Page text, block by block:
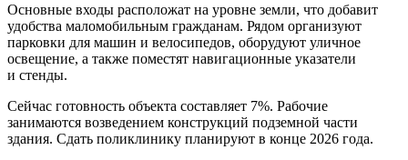
Основные входы расположат на уровне земли, что добавит
удобства маломобильным гражданам. Рядом организуют
парковки для машин и велосипедов, оборудуют уличное
освещение, а также поместят навигационные указатели
и стенды.
Сейчас готовность объекта составляет 7%. Рабочие
занимаются возведением конструкций подземной части
здания. Сдать поликлинику планируют в конце 2026 года.